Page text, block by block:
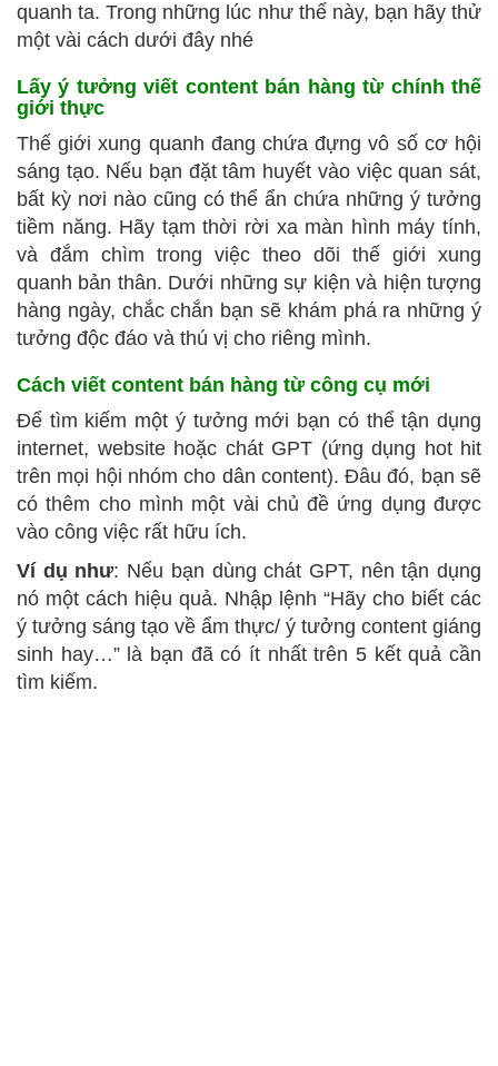
quanh ta. Trong những lúc như thế này, bạn hãy thử
một vài cách dưới đây nhé
Lấy ý tưởng viết content bán hàng từ chính thế
giới thực
Thế giới xung quanh đang chứa đựng vô số cơ hội
sáng tạo. Nếu bạn đặt tâm huyết vào việc quan sát,
bất kỳ nơi nào cũng có thể ẩn chứa những ý tưởng
tiềm năng. Hãy tạm thời rời xa màn hình máy tính,
và đắm chìm trong việc theo dõi thế giới xung
quanh bản thân. Dưới những sự kiện và hiện tượng
hàng ngày, chắc chắn bạn sẽ khám phá ra những ý
tưởng độc đáo và thú vị cho riêng mình.
Cách viết content bán hàng từ công cụ mới
Để tìm kiếm một ý tưởng mới bạn có thể tận dụng
internet, website hoặc chát GPT (ứng dụng hot hit
trên mọi hội nhóm cho dân content). Đâu đó, bạn sẽ
có thêm cho mình một vài chủ đề ứng dụng được
vào công việc rất hữu ích.
Ví dụ như: Nếu bạn dùng chát GPT, nên tận dụng
nó một cách hiệu quả. Nhập lệnh “Hãy cho biết các
ý tưởng sáng tạo về ẩm thực/ ý tưởng content giáng
sinh hay…” là bạn đã có ít nhất trên 5 kết quả cần
tìm kiếm.